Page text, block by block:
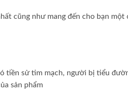
cũng như mang đến cho bạn một
tiền sử tim mạch, người bị tiểu
sản phẩm